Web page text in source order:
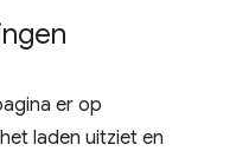
er op
laden uitziet en